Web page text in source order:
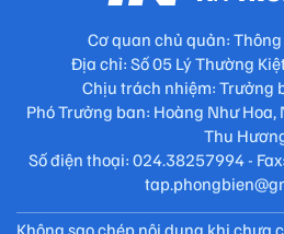
Cơ quan chủ quản:
Địa chỉ: Số 05 Lý Thường
Chịu trách nhiệm: Trưởng
Phó Trưởng ban: Hoàng Như Hoa,
Thu
Số điện thoại: 024.38257994 -
Không sao chép nội dung khi chưa